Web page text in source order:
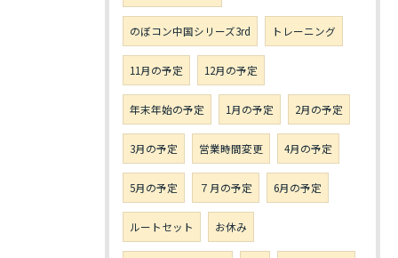
のぼコン中国シリーズ3rd トレーニング
11月の予定 12月の予定
年末年始の予定 1月の予定 2月の予定
3月の予定 営業時間変更 4月の予定
5月の予定 ７月の予定 6月の予定
ルートセット お休み